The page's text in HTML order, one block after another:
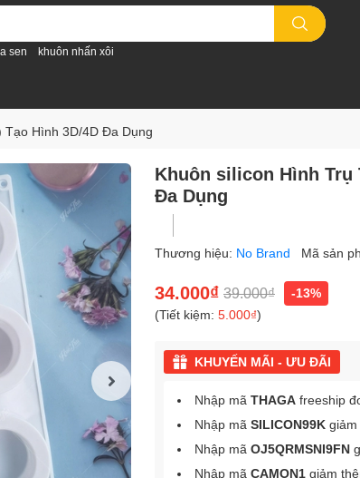
sen khuôn nhấn xôi
Tạo Hình 3D/4D Đa Dụng
Khuôn silicon Hình Trụ
Đa Dụng
Thương hiệu: No Brand Mã sản
34.000₫ 39.000₫
-13%
(Tiết kiệm: 5.000₫)
KHUYẾN MÃI - ƯU ĐÃI
Nhập mã THAGA freeship
Nhập mã SILICON99K giảm
Nhập mã OJ5QRMSNI9FN
Nhập mã CAMON1 giảm